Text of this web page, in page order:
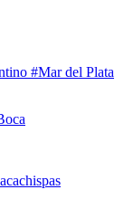
#Mar del Plata